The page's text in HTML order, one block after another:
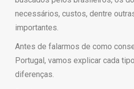
necessários, custos, dentre
importantes.
Antes de falarmos de como
Portugal, vamos explicar cada
diferenças.